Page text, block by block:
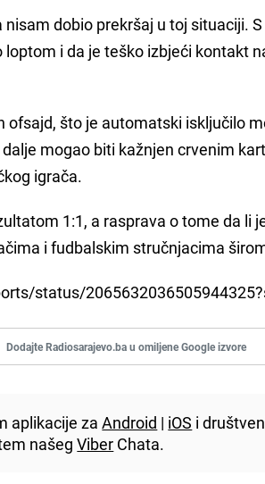
dobio prekršaj u toj situaciji.
i da je teško izbjeći kontakt
ofsajd, što je automatski isključilo
mogao biti kažnjen crvenim
igrača.
1:1, a rasprava o tome da li
i fudbalskim stručnjacima
status/
Dodajte Radiosarajevo.ba u omiljene Google izvore
aplikacije zaAndroid | iOS i
našegViber Chata.